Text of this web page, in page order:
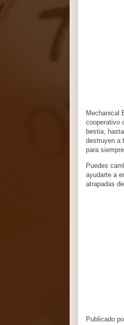
Mechanical
cooperativo
bestia,
destruyen a
para
Puedes
ayudarte a
atrapadas
Publicado